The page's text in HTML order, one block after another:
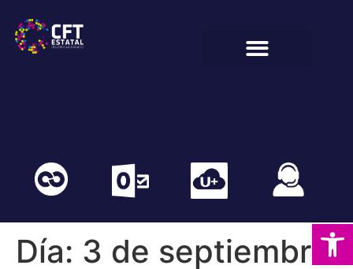
Abrir
Día: 3 de septiembre